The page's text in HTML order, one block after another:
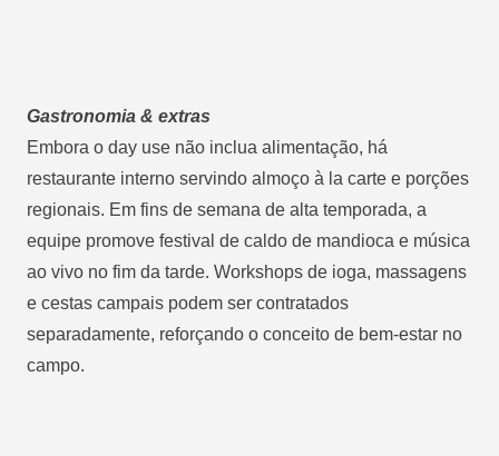
Gastronomia & extras
Embora o day use não inclua alimentação, há
restaurante interno servindo almoço à la carte e porções
regionais. Em fins de semana de alta temporada, a
equipe promove festival de caldo de mandioca e música
ao vivo no fim da tarde. Workshops de ioga, massagens
e cestas campais podem ser contratados
separadamente, reforçando o conceito de bem-estar no
campo.